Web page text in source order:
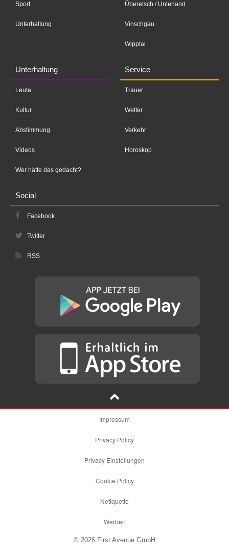
Sport
Unterhaltung
Überetsch / Unterland
Vinschgau
Wipptal
Unterhaltung
Leute
Kultur
Abstimmung
Videos
Wer hätte das gedacht?
Service
Trauer
Wetter
Verkehr
Horoskop
Social
Facebook
Twitter
RSS
Impressum
Privacy Policy
Privacy Einstellungen
Cookie Policy
Netiquette
Werben
© 2026 First Avenue GmbH